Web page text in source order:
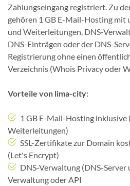
Zahlungseingang registriert. Zu
gehören 1 GB E-Mail-Hosting mit
und Weiterleitungen, DNS-
DNS-Einträgen oder der DNS-
Registrierung ohne einen
Verzeichnis (Whois Privacy oder
Vorteile von lima-city:
1 GB E-Mail-Hosting inklusive
Weiterleitungen)
SSL-Zertifikate zur Domain
(Let's Encrypt)
DNS-Verwaltung (DNS-Server
Verwaltung oder API